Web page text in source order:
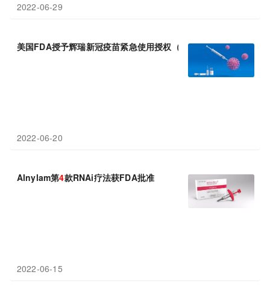
2022-06-29
美国FDA授予辉瑞新冠疫苗紧急使用授权（EUA）：3剂3μg疫苗
2022-06-20
Alnylam第4款RNAi疗法获FDA批准
2022-06-15